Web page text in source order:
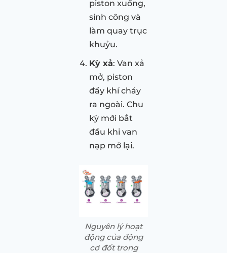
piston xuống,
sinh công và
làm quay trục
khuỷu.
Kỳ xả: Van xả
mở, piston
đẩy khí cháy
ra ngoài. Chu
kỳ mới bắt
đầu khi van
nạp mở lại.
Nguyên lý hoạt
động của động
cơ đốt trong